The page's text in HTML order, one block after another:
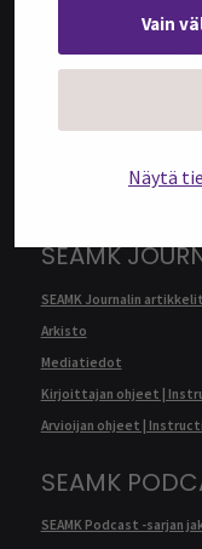
Vain
Näytä
@SEAMK-
@SEAMK-verkkolehden
Arkisto
SEAMK
SEAMK Journalin artikkelit
Arkisto
Mediatiedot
Kirjoittajan ohjeet |
Arvioijan ohjeet |
SEAMK
SEAMK Podcast -sarjan